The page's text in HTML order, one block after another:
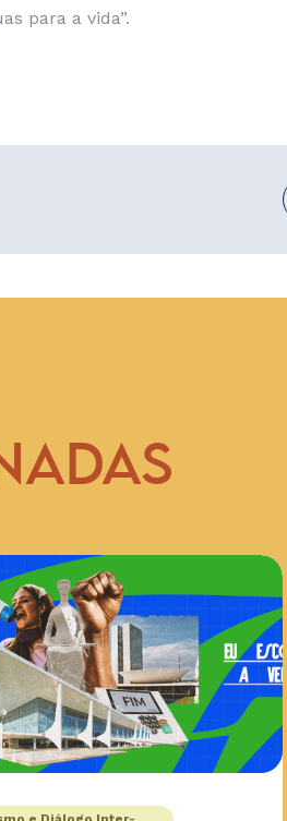
para a vida”.